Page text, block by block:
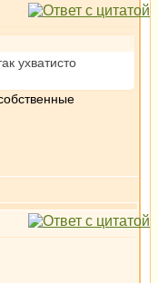
ухватисто